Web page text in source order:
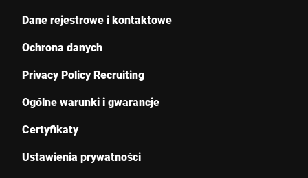
Dane rejestrowe i kontaktowe
Ochrona danych
Privacy Policy Recruiting
Ogólne warunki i gwarancje
Certyfikaty
Ustawienia prywatności